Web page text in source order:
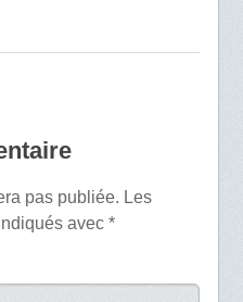
pas publiée. Les
avec *